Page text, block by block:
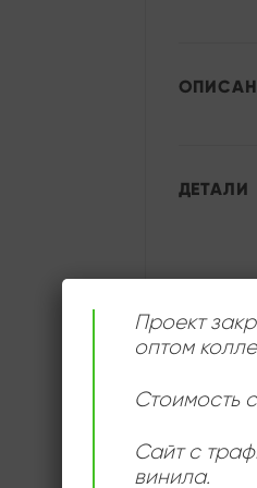
ДЕТАЛИ
Проект
оптом
Стоимость
Сайт с
винила.